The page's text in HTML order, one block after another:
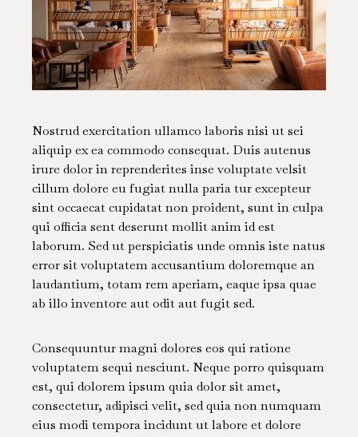
Nostrud exercitation ullamco laboris nisi ut sei
aliquip ex ea commodo consequat. Duis autenus
irure dolor in reprenderites inse voluptate velsit
cillum dolore eu fugiat nulla paria tur excepteur
sint occaecat cupidatat non proident, sunt in culpa
qui officia sent deserunt mollit anim id est
laborum. Sed ut perspiciatis unde omnis iste natus
error sit voluptatem accusantium doloremque an
laudantium, totam rem aperiam, eaque ipsa quae
ab illo inventore aut odit aut fugit sed.
Consequuntur magni dolores eos qui ratione
voluptatem sequi nesciunt. Neque porro quisquam
est, qui dolorem ipsum quia dolor sit amet,
consectetur, adipisci velit, sed quia non numquam
eius modi tempora incidunt ut labore et dolore